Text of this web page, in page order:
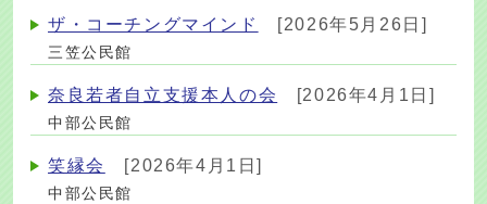
ザ・コーチングマインド [2026年5月26日]
三笠公民館
奈良若者自立支援本人の会 [2026年4月1日]
中部公民館
笑縁会 [2026年4月1日]
中部公民館